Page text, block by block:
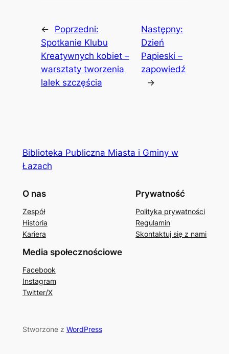
←
Poprzedni:
Spotkanie Klubu
Kreatywnych kobiet –
warsztaty tworzenia
lalek szczęścia
Następny:
Dzień
Papieski –
zapowiedź
→
Biblioteka Publiczna Miasta i Gminy w
Łazach
O nas
Zespół
Historia
Kariera
Prywatność
Polityka prywatności
Regulamin
Skontaktuj się z nami
Media społecznościowe
Facebook
Instagram
Twitter/X
Stworzone z WordPress